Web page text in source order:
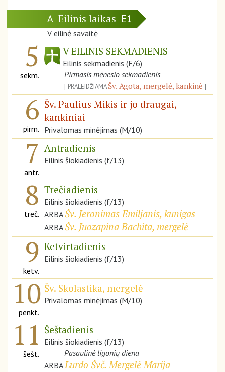
A Eilinis laikas E1
V eilinė savaitė
5
sekm.
V EILINIS SEKMADIENIS
Eilinis sekmadienis (F/6)
Pirmasis mėnesio sekmadienis
PRALEIDŽIAMAŠv. Agota, mergelė, kankinė
6
pirm.
Šv. Paulius Mikis ir jo draugai,
kankiniai
Privalomas minėjimas (M/10)
7
antr.
Antradienis
Eilinis šiokiadienis (f/13)
8
treč.
Trečiadienis
Eilinis šiokiadienis (f/13)
ARBAŠv. Jeronimas Emiljanis, kunigas
ARBAŠv. Juozapina Bachita, mergelė
9
ketv.
Ketvirtadienis
Eilinis šiokiadienis (f/13)
10
penkt.
Šv. Skolastika, mergelė
Privalomas minėjimas (M/10)
11
šešt.
Šeštadienis
Eilinis šiokiadienis (f/13)
Pasaulinė ligonių diena
ARBALurdo Švč. Mergelė Marija